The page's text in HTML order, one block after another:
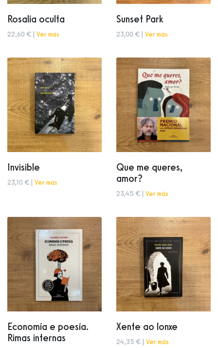
Rosalía oculta
22,60 € | Ver más
Sunset Park
23,00 € | Ver más
Invisible
23,10 € | Ver más
Que me queres,
amor?
23,45 € | Ver más
Economía e poesía.
Rimas internas
Xente ao lonxe
24,35 € | Ver más